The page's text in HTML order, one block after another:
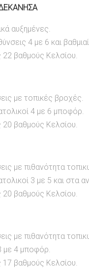
αυξημένες.
4 με 6 και
βαθμούς Κελσίου.
με τοπικές βροχές.
4 με 6 μποφόρ.
βαθμούς Κελσίου.
με πιθανότητα
3 με 5 και στα
βαθμούς Κελσίου.
με πιθανότητα
με 4 μποφόρ.
βαθμούς Κελσίου.